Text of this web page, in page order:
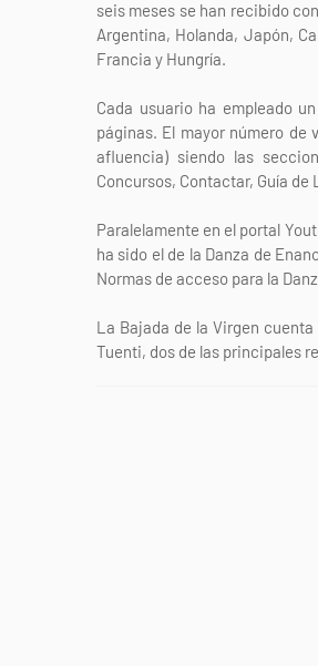
seis meses se han recibido
Argentina, Holanda, Japón,
Francia y Hungría.
Cada usuario ha empleado
páginas. El mayor número de
afluencia) siendo las
Concursos, Contactar, Guía
Paralelamente en el portal
ha sido el de la Danza de
Normas de acceso para la
La Bajada de la Virgen
Tuenti, dos de las principales